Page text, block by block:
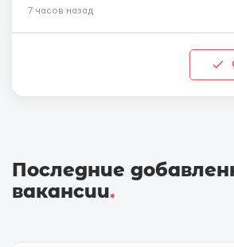
7 часов назад
Последние
вакансии.